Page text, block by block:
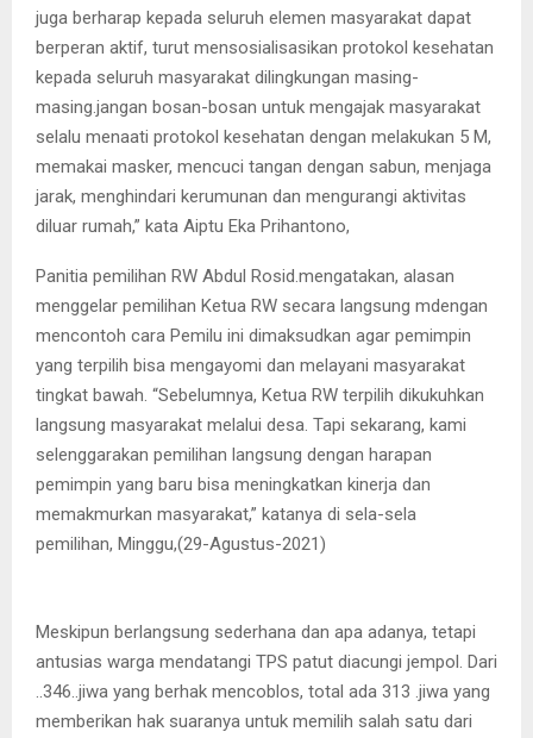
juga berharap kepada seluruh elemen masyarakat dapat
berperan aktif, turut mensosialisasikan protokol kesehatan
kepada seluruh masyarakat dilingkungan masing-
masing.jangan bosan-bosan untuk mengajak masyarakat
selalu menaati protokol kesehatan dengan melakukan 5 M,
memakai masker, mencuci tangan dengan sabun, menjaga
jarak, menghindari kerumunan dan mengurangi aktivitas
diluar rumah,” kata Aiptu Eka Prihantono,
Panitia pemilihan RW Abdul Rosid.mengatakan, alasan
menggelar pemilihan Ketua RW secara langsung mdengan
mencontoh cara Pemilu ini dimaksudkan agar pemimpin
yang terpilih bisa mengayomi dan melayani masyarakat
tingkat bawah. “Sebelumnya, Ketua RW terpilih dikukuhkan
langsung masyarakat melalui desa. Tapi sekarang, kami
selenggarakan pemilihan langsung dengan harapan
pemimpin yang baru bisa meningkatkan kinerja dan
memakmurkan masyarakat,” katanya di sela-sela
pemilihan, Minggu,(29-Agustus-2021)
Meskipun berlangsung sederhana dan apa adanya, tetapi
antusias warga mendatangi TPS patut diacungi jempol. Dari
..346..jiwa yang berhak mencoblos, total ada 313 .jiwa yang
memberikan hak suaranya untuk memilih salah satu dari